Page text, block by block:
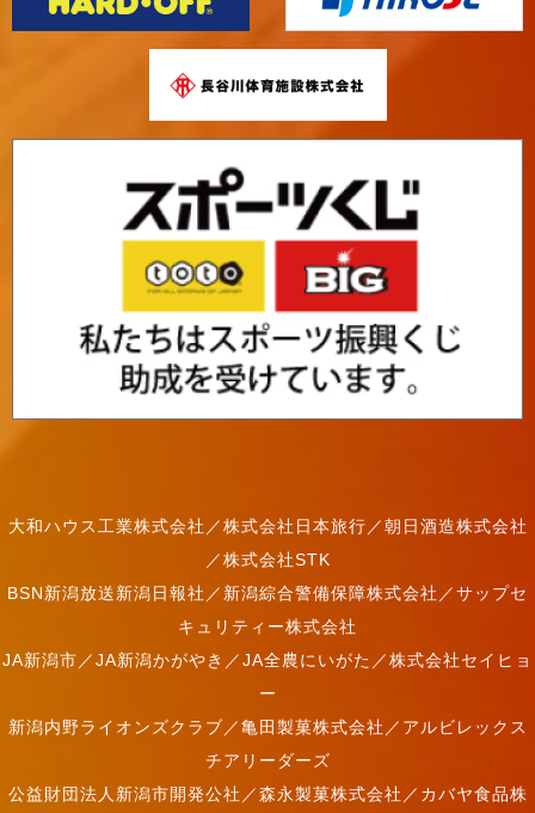
大和ハウス工業株式会社／株式会社日本旅行／朝日酒造株式会社
／株式会社STK
BSN新潟放送新潟日報社／新潟綜合警備保障株式会社／サップセ
キュリティー株式会社
JA新潟市／JA新潟かがやき／JA全農にいがた／株式会社セイヒョ
ー
新潟内野ライオンズクラブ／亀田製菓株式会社／アルビレックス
チアリーダーズ
公益財団法人新潟市開発公社／森永製菓株式会社／カバヤ食品株